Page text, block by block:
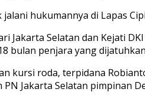
hukumannya di Lapas
Selatan dan Kejati
bulan penjara yang
kursi roda, terpidana
Jakarta Selatan pimpinan